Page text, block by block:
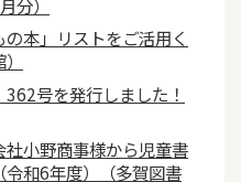
分）
の本」リストをご活用く
号を発行しました！
小野商事様から児童書
和6年度）（多賀図書